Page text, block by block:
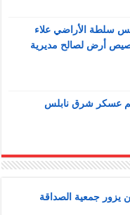
سلطة الأراضي علاء
أرض لصالح مديرية
عسكر شرق نابلس
جمعية الصداقة